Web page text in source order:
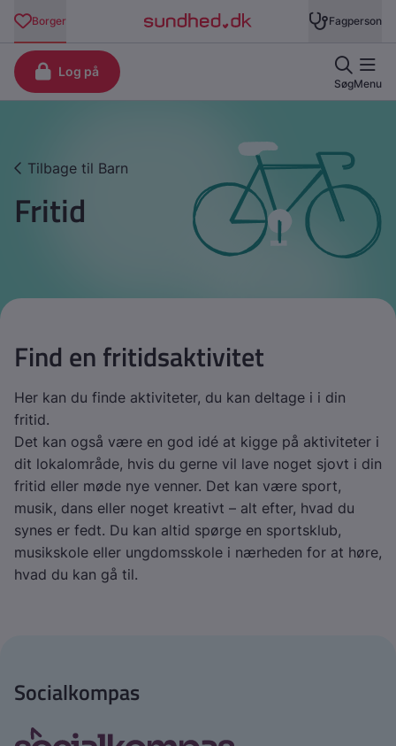
Tilbage til Barn
Fritid
Find en fritidsaktivitet
Her kan du finde aktiviteter, du kan deltage i i din
fritid.
Det kan også være en god idé at kigge på aktiviteter i
dit lokalområde, hvis du gerne vil lave noget sjovt i din
fritid eller møde nye venner. Det kan være sport,
musik, dans eller noget kreativt – alt efter, hvad du
synes er fedt. Du kan altid spørge en sportsklub,
musikskole eller ungdomsskole i nærheden for at høre,
hvad du kan gå til.
Socialkompas